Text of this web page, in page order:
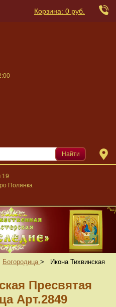
Корзина: 0 руб.
19
Полянка
Найти
Богородица >
Икона Тихвинская
Пресвятая
Арт.2849